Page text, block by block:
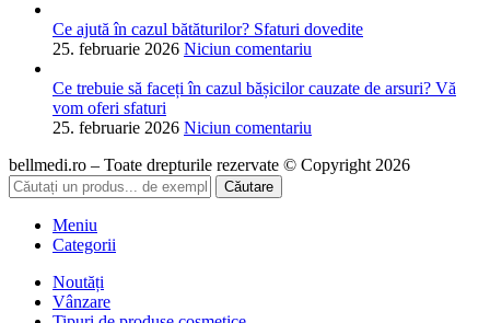
Ce ajută în cazul bătăturilor? Sfaturi dovedite
25. februarie 2026 Niciun comentariu
Ce trebuie să faceți în cazul bășicilor cauzate de arsuri? Vă
vom oferi sfaturi
25. februarie 2026 Niciun comentariu
bellmedi.ro – Toate drepturile rezervate © Copyright 2026
Căutare
Meniu
Categorii
Noutăți
Vânzare